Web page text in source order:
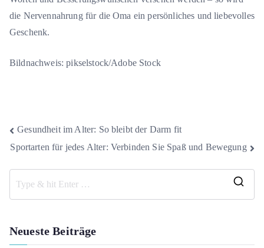
die Nervennahrung für die Oma ein persönliches und liebevolles
Geschenk.
Bildnachweis: pikselstock/Adobe Stock
Beitragsnavigation
Gesundheit im Alter: So bleibt der Darm fit
Sportarten für jedes Alter: Verbinden Sie Spaß und Bewegung
Neueste Beiträge